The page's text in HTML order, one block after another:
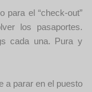
para el “check-out”
los pasaportes.
cada una. Pura y
a parar en el puesto